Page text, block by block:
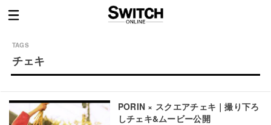
チェキ
PORIN × スクエアチェキ｜撮り下ろ
しチェキ&ムービー公開